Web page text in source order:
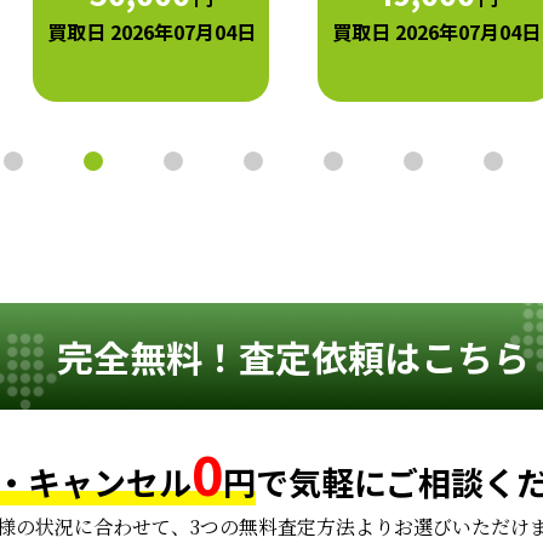
買取日 2026年07月04日
買取日 2026年07月04日
完全無料！査定依頼はこちら
キャンセル0円で気軽にご相談く
の状況に合わせて、 3つの無料査定方法よりお選びいただけ